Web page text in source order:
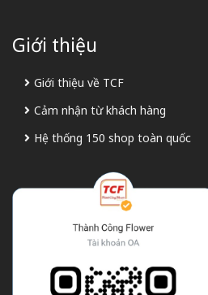
Giới thiệu
Giới thiệu về TCF
Cảm nhận từ khách hàng
Hệ thống 150 shop toàn quốc